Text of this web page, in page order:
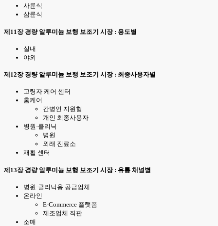
사륜식
삼륜식
제11장 경량 알루미늄 보행 보조기 시장 : 용도별
실내
야외
제12장 경량 알루미늄 보행 보조기 시장 : 최종사용자별
고령자 케어 센터
홈케어
간병인 지원형
개인 최종사용자
병원·클리닉
병원
외래 진료소
재활 센터
제13장 경량 알루미늄 보행 보조기 시장 : 유통 채널별
병원·클리닉용 공급업체
온라인
E-Commerce 플랫폼
제조업체 직판
소매